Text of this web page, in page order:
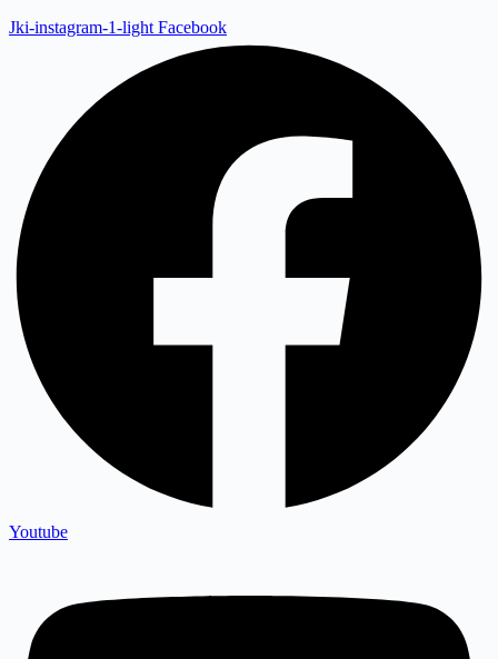
Jki-instagram-1-light Facebook
Youtube